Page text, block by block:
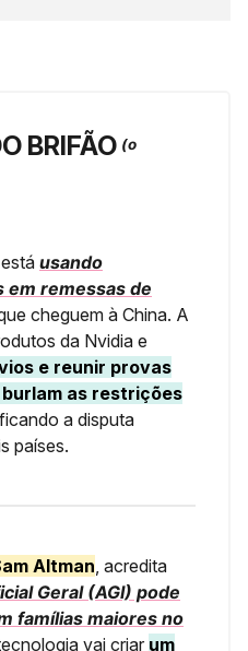
BRIFÃO (o
está usando
remessas de
cheguem à China. A
da Nvidia e
e reunir provas
as restrições
a disputa
países.
Altman, acredita
Geral (AGI) pode
famílias maiores no
vai criar um